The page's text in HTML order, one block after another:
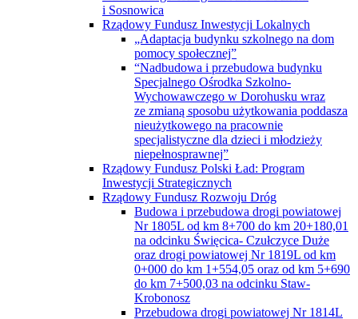
i Sosnowica
Rządowy Fundusz Inwestycji Lokalnych
„Adaptacja budynku szkolnego na dom
pomocy społecznej”
“Nadbudowa i przebudowa budynku
Specjalnego Ośrodka Szkolno-
Wychowawczego w Dorohusku wraz
ze zmianą sposobu użytkowania poddasza
nieużytkowego na pracownie
specjalistyczne dla dzieci i młodzieży
niepełnosprawnej”
Rządowy Fundusz Polski Ład: Program
Inwestycji Strategicznych
Rządowy Fundusz Rozwoju Dróg
Budowa i przebudowa drogi powiatowej
Nr 1805L od km 8+700 do km 20+180,01
na odcinku Święcica- Czułczyce Duże
oraz drogi powiatowej Nr 1819L od km
0+000 do km 1+554,05 oraz od km 5+690
do km 7+500,03 na odcinku Staw-
Krobonosz
Przebudowa drogi powiatowej Nr 1814L